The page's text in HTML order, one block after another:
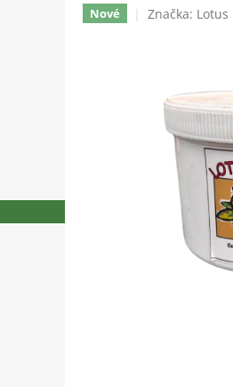
Nové Značka: Lotus